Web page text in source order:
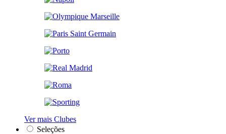
Ver mais Clubes
Seleções